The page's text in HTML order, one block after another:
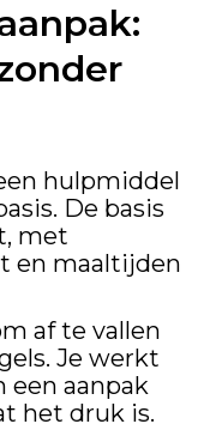
hulpmiddel
De basis
met
en maaltijden
af te vallen
Je werkt
een aanpak
het druk is.